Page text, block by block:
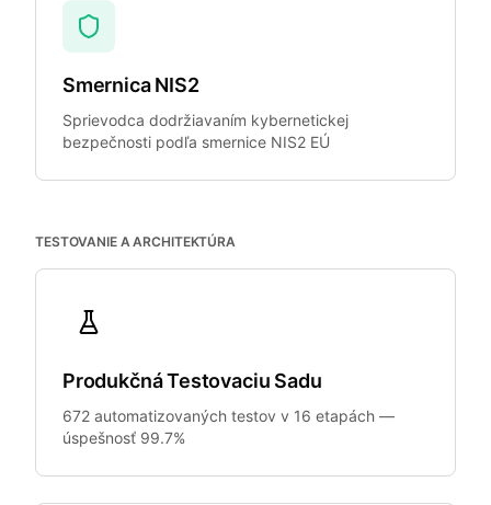
Smernica NIS2
Sprievodca dodržiavaním kybernetickej
bezpečnosti podľa smernice NIS2 EÚ
TESTOVANIE A ARCHITEKTÚRA
Produkčná Testovaciu Sadu
672 automatizovaných testov v 16 etapách —
úspešnosť 99.7%